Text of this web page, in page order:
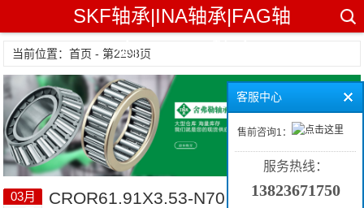
SKF轴承|INA轴承|FAG轴
承|TIMKEN轴承
当前位置：首页 - 第2298页
阅读全文
03月
CROR61.91X3.53-N70 瑞典SKF轴承 FC25A
客服中心
售前咨询1：
服务热线：
13823671750